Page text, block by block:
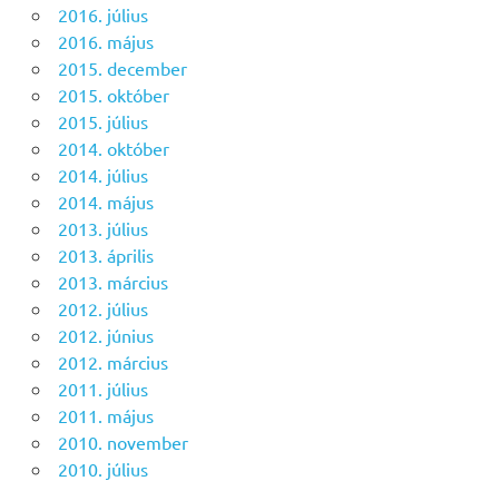
2016. július
2016. május
2015. december
2015. október
2015. július
2014. október
2014. július
2014. május
2013. július
2013. április
2013. március
2012. július
2012. június
2012. március
2011. július
2011. május
2010. november
2010. július